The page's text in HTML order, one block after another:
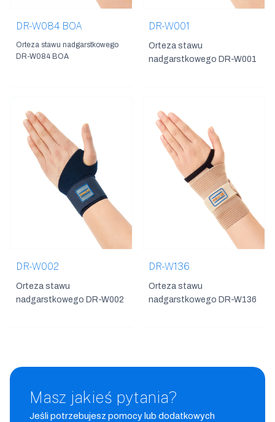
DR-W084 BOA
Orteza stawu nadgarstkowego
DR-W084 BOA
DR-W001
Orteza stawu
nadgarstkowego DR-W001
DR-W002
Orteza stawu
nadgarstkowego DR-W002
DR-W136
Orteza stawu
nadgarstkowego DR-W136
Masz jakieś pytania?
Jeśli potrzebujesz pomocy lub dodatkowych